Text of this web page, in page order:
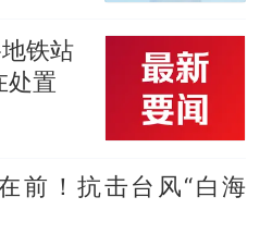
铁站
处置
前！抗击台风“白海